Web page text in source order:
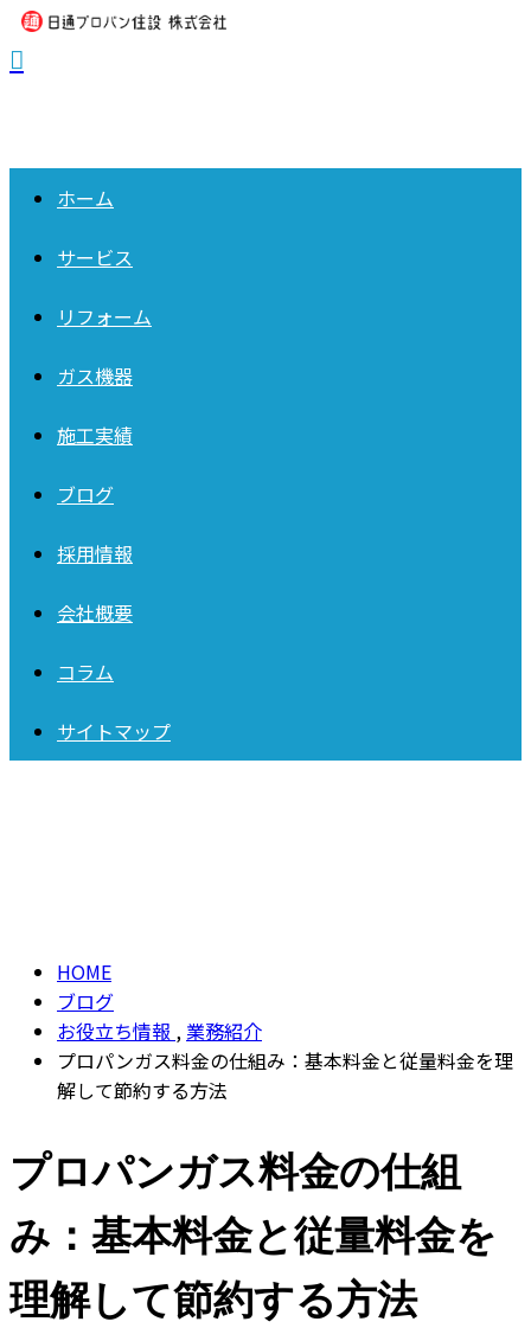
ホーム
サービス
リフォーム
ガス機器
施工実績
ブログ
採用情報
会社概要
コラム
サイトマップ
HOME
ブログ
お役立ち情報 ,業務紹介
プロパンガス料金の仕組み：基本料金と従量料金を理
解して節約する方法
プロパンガス料金の仕組
み：基本料金と従量料金を
理解して節約する方法